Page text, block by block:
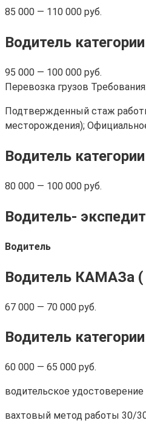
85 000 — 110 000 руб.
Водитель
95 000 — 100 000 руб.
Перевозка грузов Требования:
Подтвержденный стаж
месторождения);
Водитель
80 000 — 100 000 руб.
Водитель-
Водитель
Водитель КАМАЗа (
67 000 — 70 000 руб.
Водитель категории
60 000 — 65 000 руб.
водительское удостоверение
вахтовый метод работы 30/